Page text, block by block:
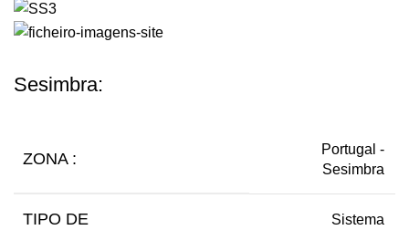
Sesimbra:
ZONA :
Portugal -
Sesimbra
TIPO DE
Sistema